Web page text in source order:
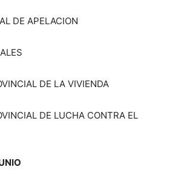
DE APELACION
DE LA VIVIENDA
DE LUCHA CONTRA EL